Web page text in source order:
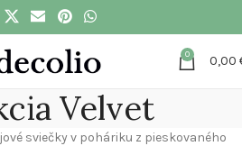
0 0,00
Velvet
sviečky v poháriku z pieskovaného